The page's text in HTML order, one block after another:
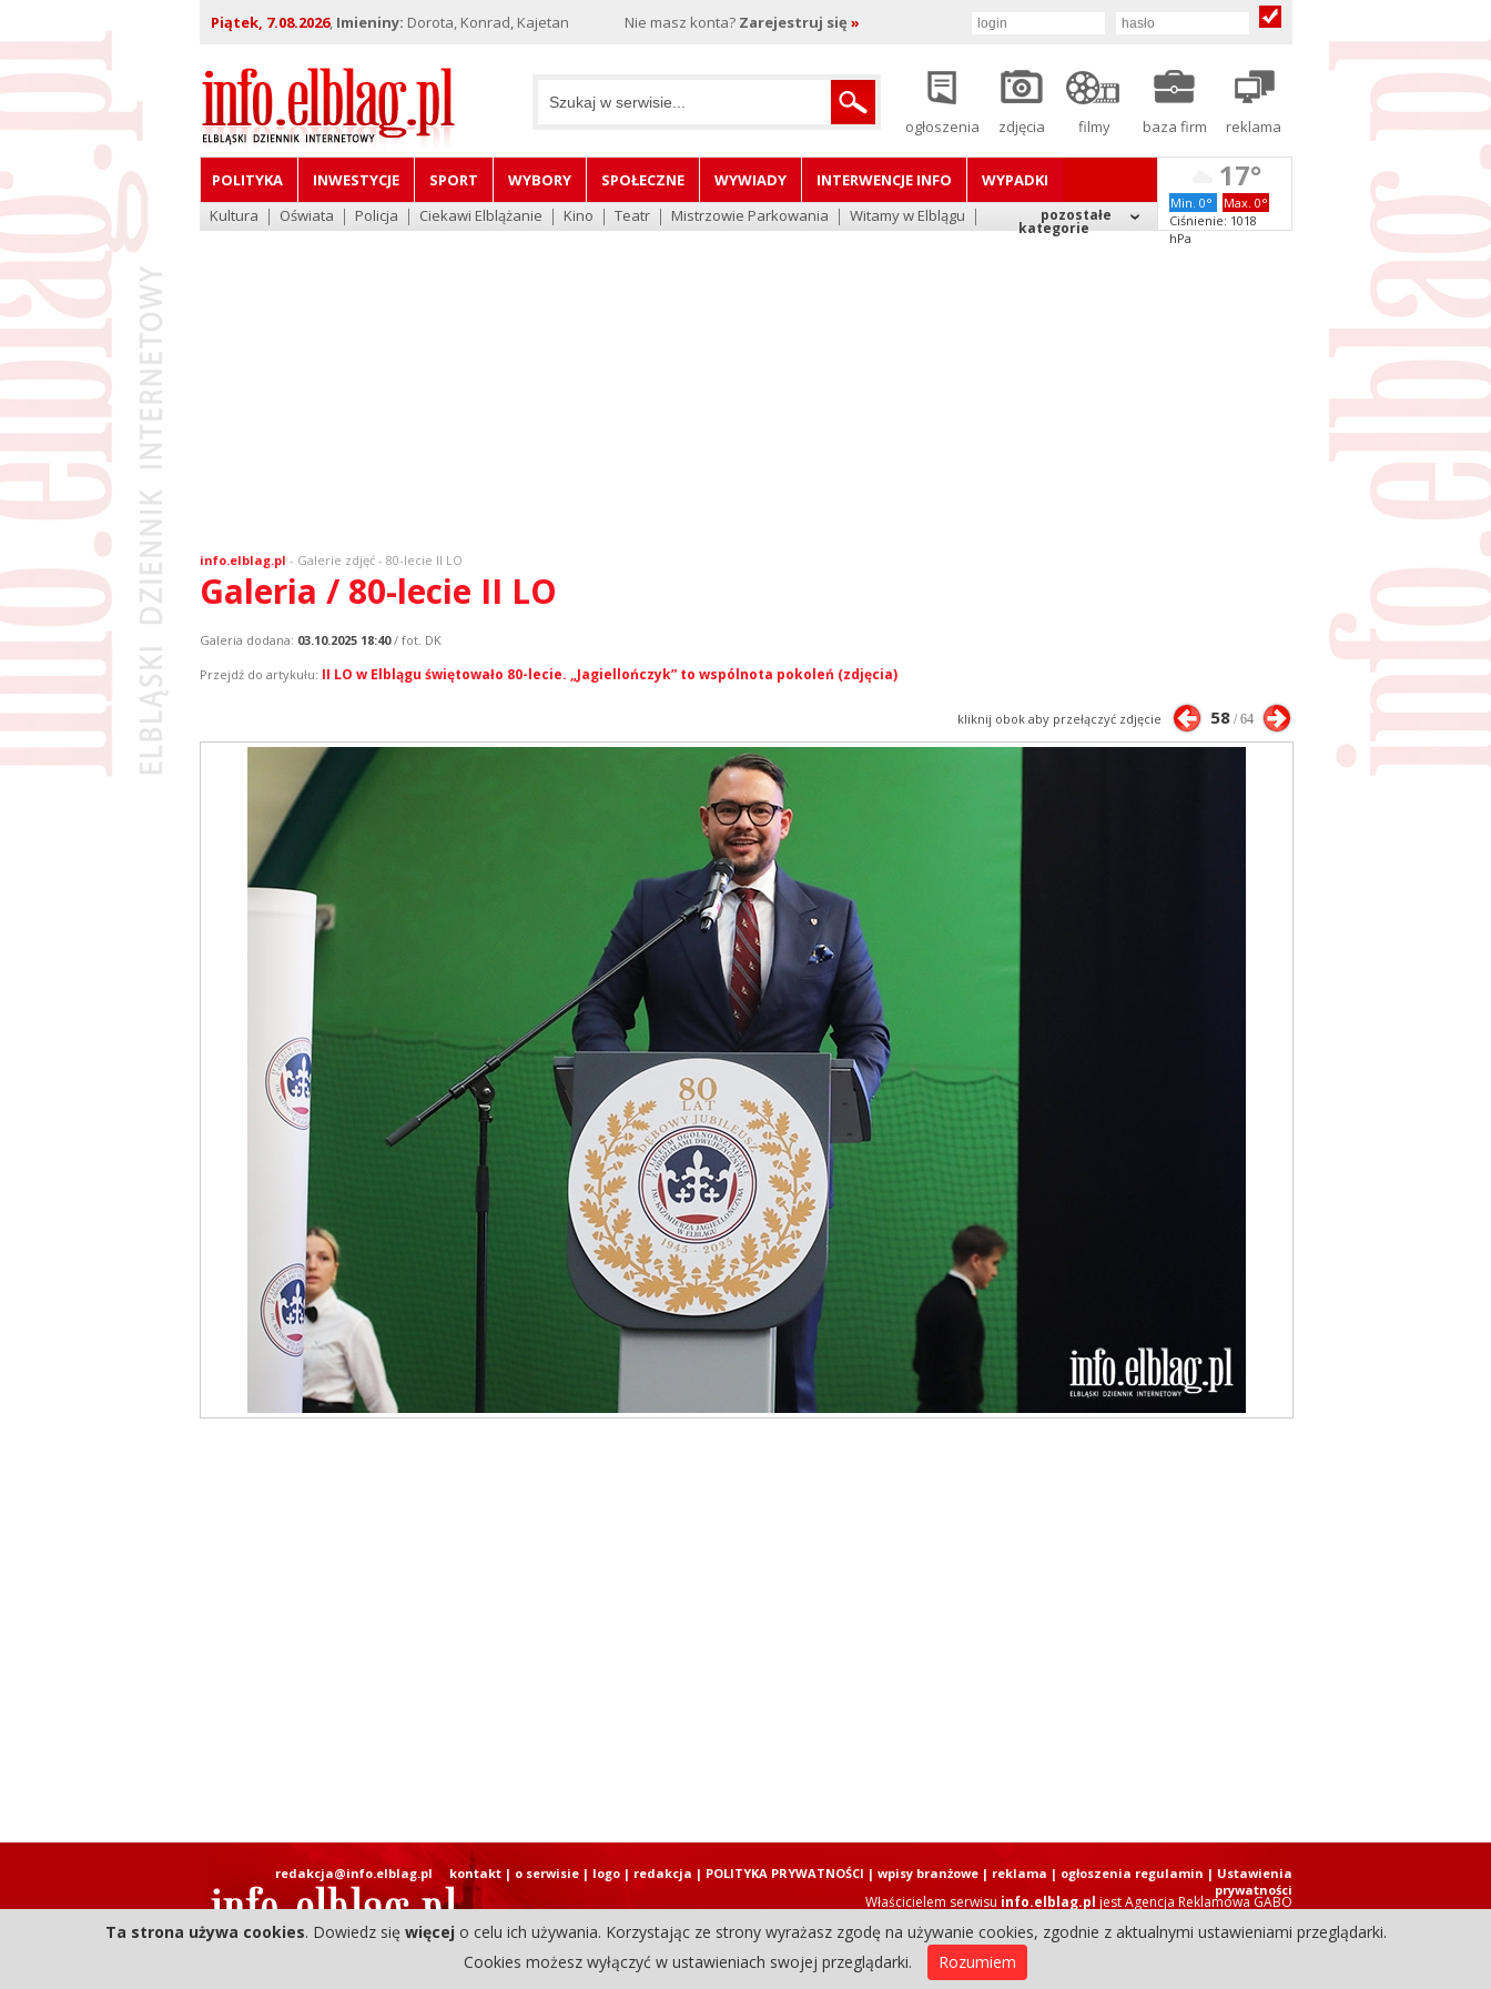
Piątek, 7.08.2026, Imieniny: Dorota, Konrad, Kajetan Nie masz konta? Zarejestruj się »
ogłoszenia zdjęcia filmy baza firm reklama
POLITYKA INWESTYCJE SPORT WYBORY SPOŁECZNE WYWIADY INTERWENCJE INFO
WYPADKI
Kultura
Oświata Policja Ciekawi Elblążanie Kino Teatr Mistrzowie Parkowania Witamy w Elblągu pozostałe
kategorie
17°
Min. 0°
Max. 0°
Ciśnienie: 1018
hPa
info.elblag.pl - Galerie zdjęć- 80-lecie II LO
Galeria / 80-lecie II LO
Galeria dodana: 03.10.2025 18:40/ fot. DK
Przejdź do artykułu: II LO w Elblągu świętowało 80-lecie. „Jagiellończyk” to wspólnota pokoleń (zdjęcia)
kliknij obok aby przełączyć zdjęcie 58/ 64
Właścicielem serwisu info.elblag.pl jestAgencja Reklamowa GABO
Copyright © 2004-2026 Elbląski Dziennik Internetowy. Wszystkie prawa zastrzeżone.
redakcja@info.elblag.pl kontakt| o serwisie| logo| redakcja | POLITYKA PRYWATNOŚCI | wpisy branżowe| reklama | ogłoszenia regulamin | Ustawienia
prywatności
Ta strona używa cookies. Dowiedz się więcej o celu ich używania. Korzystając ze strony wyrażasz zgodę na używanie cookies, zgodnie z aktualnymi ustawieniami przeglądarki.
Cookies możesz wyłączyć w ustawieniach swojej przeglądarki.
Rozumiem